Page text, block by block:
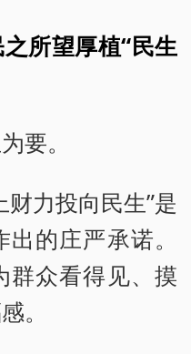
所望厚植“民生
。
力投向民生”是
的庄严承诺。
群众看得见、摸
。